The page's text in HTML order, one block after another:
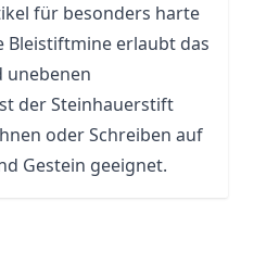
für besonders harte
Bleistiftmine erlaubt das
unebenen
der Steinhauerstift
oder Schreiben auf
Gestein geeignet.